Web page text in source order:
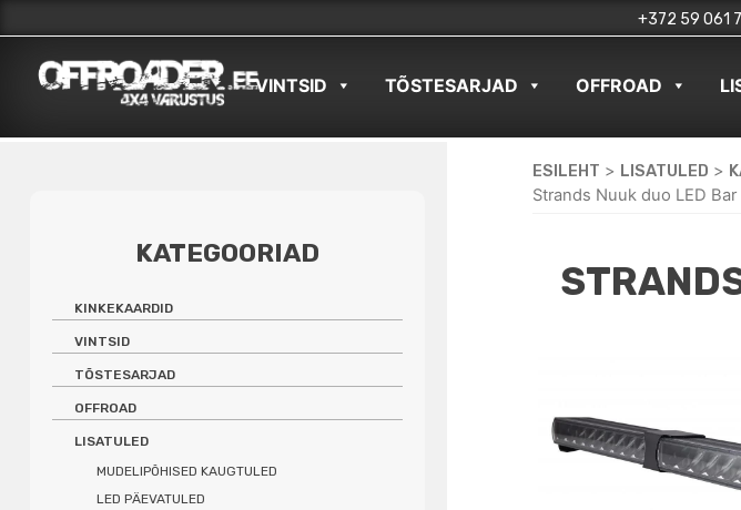
content
+372 59 061
VINTSID TÕSTESARJAD OFFROAD
ESILEHT > LISATULED >
Strands Nuuk duo LED
KATEGOORIAD
KINKEKAARDID
VINTSID
TÕSTESARJAD
OFFROAD
LISATULED
MUDELIPÕHISED KAUGTULED
LED PÄEVATULED